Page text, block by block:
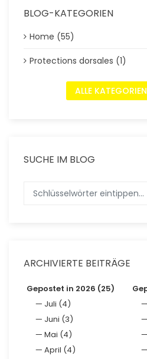
BLOG-KATEGORIEN
Home (55)
Protections dorsales (1)
ALLE
SUCHE IM BLOG
ARCHIVIERTE BEITRÄGE
Gepostet in 2026 (25)
Juli (4)
Juni (3)
Mai (4)
April (4)